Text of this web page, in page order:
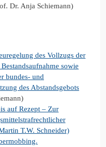
Dr. Anja Schiemann)
des Vollzugs der
sowie
bundes- und
des Abstandsgebots
auf Rezept – Zur
T.W. Schneider)